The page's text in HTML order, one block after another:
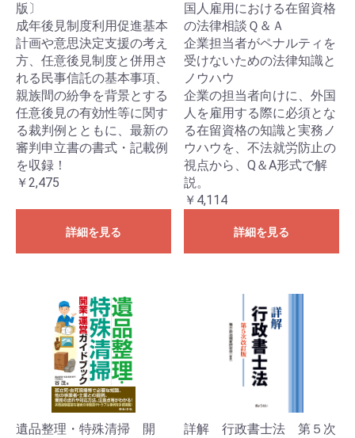
版〕
成年後見制度利用促進基本
計画や意思決定支援の考え
方、任意後見制度と併用さ
れる民事信託の基本事項、
親族間の紛争を背景とする
任意後見の有効性等に関す
る裁判例とともに、最新の
審判申立書の書式・記載例
を収録！
￥2,475
詳細を見る
国人雇用における在留資格
の法律相談Ｑ＆Ａ
企業担当者がペナルティを
受けないための法律知識と
ノウハウ
企業の担当者向けに、外国
人を雇用する際に必須とな
る在留資格の知識と実務ノ
ウハウを、不法就労防止の
視点から、Q＆A形式で解
説。
￥4,114
詳細を見る
遺品整理・特殊清掃 開
詳解 行政書士法 第５次